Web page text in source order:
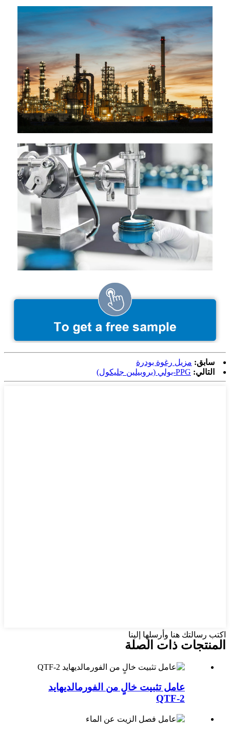
سابق: مزيل رغوة بودرة
التالي: PPG-بولي (بروبيلين جليكول)
اكتب رسالتك هنا وأرسلها إلينا
المنتجات ذات الصلة
عامل تثبيت خالٍ من الفورمالديهايد
QTF-2